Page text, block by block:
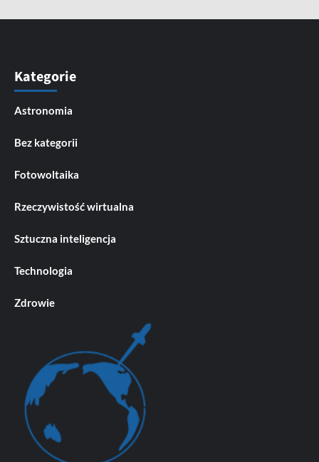
Kategorie
Astronomia
Bez kategorii
Fotowoltaika
Rzeczywistość wirtualna
Sztuczna inteligencja
Technologia
Zdrowie